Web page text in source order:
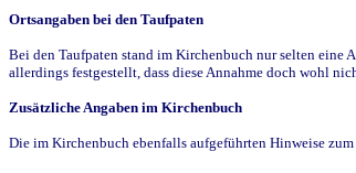
Ortsangaben bei den Taufpaten
Bei den Taufpaten stand im Kirchenbuch nur selten eine
allerdings festgestellt, dass diese Annahme doch wohl
Zusätzliche Angaben im Kirchenbuch
Die im Kirchenbuch ebenfalls aufgeführten Hinweise